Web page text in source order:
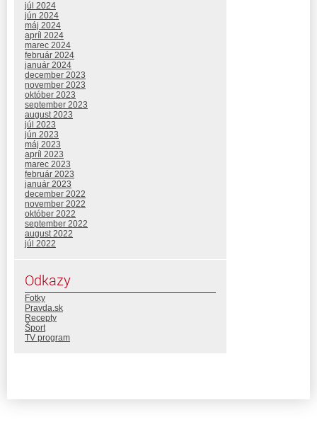
júl 2024
jún 2024
máj 2024
apríl 2024
marec 2024
február 2024
január 2024
december 2023
november 2023
október 2023
september 2023
august 2023
júl 2023
jún 2023
máj 2023
apríl 2023
marec 2023
február 2023
január 2023
december 2022
november 2022
október 2022
september 2022
august 2022
júl 2022
Odkazy
Fotky
Pravda.sk
Recepty
Šport
TV program